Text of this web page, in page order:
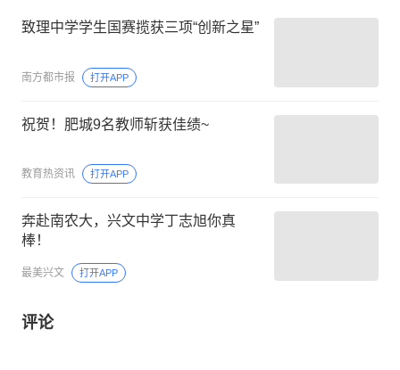
致理中学学生国赛揽获三项“创新之星”
南方都市报 打开APP
祝贺！肥城9名教师斩获佳绩~
教育热资讯 打开APP
奔赴南农大，兴文中学丁志旭你真
棒！
最美兴文 打开APP
评论